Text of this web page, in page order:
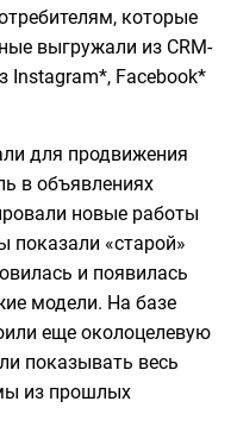
которые
выгружали из CRM-
Instagram*, Facebook*
для продвижения
в объявлениях
новые работы
«старой»
и появилась
модели. На базе
еще околоцелевую
показывать весь
из прошлых